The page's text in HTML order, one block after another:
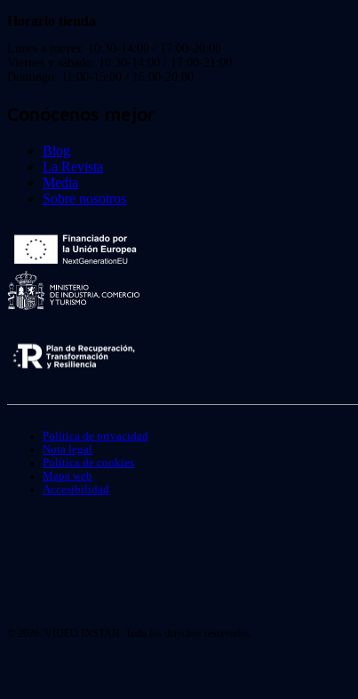
Horario tienda
Lunes a jueves: 10:30-14:00 / 17:00-20:00
Viernes y sábado: 10:30-14:00 / 17:00-21:00
Domingo: 11:00-15:00 / 16:00-20:00
Conócenos mejor
Blog
La Revista
Media
Sobre nosotros
Política de privacidad
Nota legal
Política de cookies
Mapa web
Accesibilidad
© 2026. VIDEO INSTAN. Todo los derechos reservados.